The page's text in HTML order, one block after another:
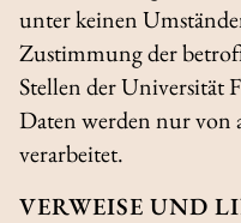
unter keinen
Zustimmung der
Stellen der Universität
Daten werden nur von
verarbeitet.
VERWEISE UND